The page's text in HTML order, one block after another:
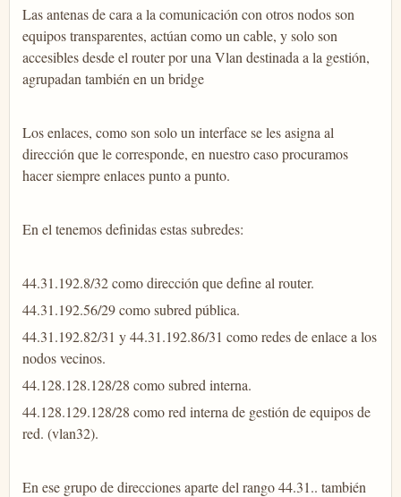
Las antenas de cara a la comunicación con otros nodos son
equipos transparentes, actúan como un cable, y solo son
accesibles desde el router por una Vlan destinada a la gestión,
agrupadan también en un bridge
Los enlaces, como son solo un interface se les asigna al
dirección que le corresponde, en nuestro caso procuramos
hacer siempre enlaces punto a punto.
En el tenemos definidas estas subredes:
44.31.192.8/32 como dirección que define al router.
44.31.192.56/29 como subred pública.
44.31.192.82/31 y 44.31.192.86/31 como redes de enlace a los
nodos vecinos.
44.128.128.128/28 como subred interna.
44.128.129.128/28 como red interna de gestión de equipos de
red. (vlan32).
En ese grupo de direcciones aparte del rango 44.31.. también